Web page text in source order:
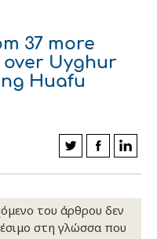
χωράφι
του
- Ένδυση
37 more
over Uyghur
Huafu
του άρθρου δεν
στη γλώσσα που